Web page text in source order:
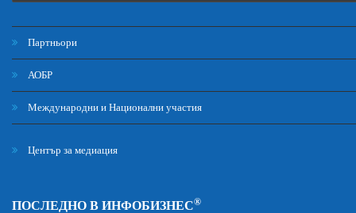
Партньори
АОБР
Международни и Национални участия
Център за медиация
ПОСЛЕДНО В ИНФОБИЗНЕС®